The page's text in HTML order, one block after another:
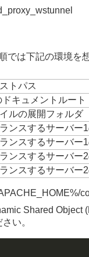
では下記の環境を
トパス
キュメントルート
ルの展開フォルダ
ンスするサーバー
ンスするサーバー
ンスするサーバー
ンスするサーバー
Shared Object
さい。